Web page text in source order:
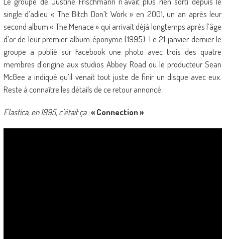
single d’adieu « The Bitch Don’t Work » en 2001, un an après leur
second album « The Menace » qui arrivait déjà longtemps après l’âge
d’or de leur premier album éponyme (1995). Le 21 janvier dernier le
groupe a publié sur Facebook une photo avec trois des quatre
membres d’origine aux studios Abbey Road ou le producteur Sean
McGee a indiqué qu’il venait tout juste de finir un disque avec eux.
Reste à connaître les détails de ce retour annoncé.
Elastica, en 1995, c’était ça :« Connection »